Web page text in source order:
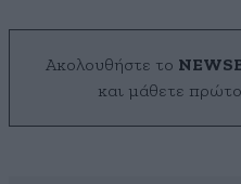
Ακολουθήστε το
και μάθετε